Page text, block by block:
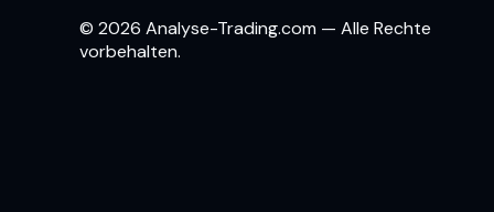
© 2026 Analyse-Trading.com — Alle Rechte
vorbehalten.